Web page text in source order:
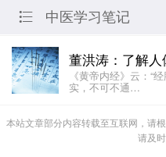
 中医学习笔记
《黄帝内经》云：“
实，不可不通…
本站文章部分内容转载至互联网，请
请及时